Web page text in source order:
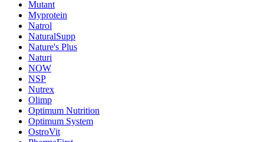
Mutant
Myprotein
Natrol
NaturalSupp
Nature's Plus
Naturi
NOW
NSP
Nutrex
Olimp
Optimum Nutrition
Optimum System
OstroVit